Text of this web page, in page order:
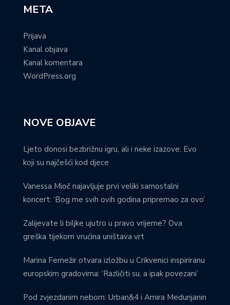
META
Prijava
Kanal objava
Kanal komentara
WordPress.org
NOVE OBJAVE
Ljeto donosi bezbrižnu igru, ali i neke izazove: Evo
koji su najčešći kod djece
Vanessa Mioč najavljuje prvi veliki samostalni
koncert: ‘Bog me svih ovih godina pripremao za ovo’
Zalijevate li biljke ujutro u pravo vrijeme? Ova
greška tijekom vrućina uništava vrt
Marina Fernežir otvara izložbu u Crikvenici inspiriranu
europskim gradovima: ‘Različiti su, a ipak povezani’
Pod zvjezdanim nebom: Urban&4 i Amira Medunjanin